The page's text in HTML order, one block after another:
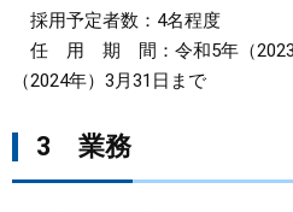
採用予定者数：4名程度
任 用 期 間：令和5年（2023
（2024年）3月31日まで
3 業務